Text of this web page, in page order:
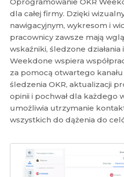
Oprogramowanie OKR
dla całej firmy. Dzięki
nawigacyjnym, wykresom i
pracownicy zawsze mają
wskaźniki, śledzone
Weekdone wspiera
za pomocą otwartego
śledzenia OKR, aktualizacji
opinii i pochwał dla każdego
umożliwia utrzymanie
wszystkich do dążenia do